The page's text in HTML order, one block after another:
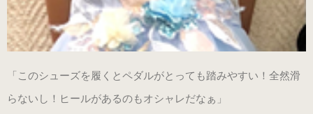
「このシューズを履くとペダルがとっても踏みやすい！全然滑
らないし！ヒールがあるのもオシャレだなぁ」